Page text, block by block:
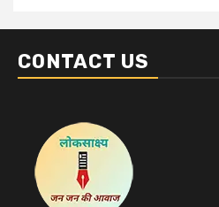
CONTACT US